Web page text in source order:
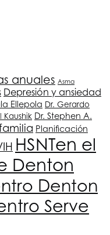
anuales Asma
Depresión y ansiedad
Ellepola Dr. Gerardo
Kaushik Dr. Stephen A.
Planificación
HSNTen el
Denton
Denton
Serve